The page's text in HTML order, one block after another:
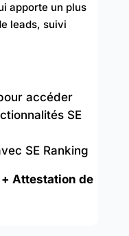
apporte un plus
leads, suivi
accéder
SE
SE Ranking
Attestation de